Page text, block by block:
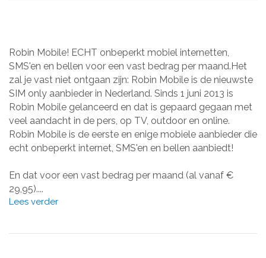
Robin Mobile! ECHT onbeperkt mobiel internetten,
SMS'en en bellen voor een vast bedrag per maand.Het
zal je vast niet ontgaan zijn: Robin Mobile is de nieuwste
SIM only aanbieder in Nederland. Sinds 1 juni 2013 is
Robin Mobile gelanceerd en dat is gepaard gegaan met
veel aandacht in de pers, op TV, outdoor en online.
Robin Mobile is de eerste en enige mobiele aanbieder die
echt onbeperkt internet, SMS'en en bellen aanbiedt!
En dat voor een vast bedrag per maand (al vanaf €
29,95)....
Lees verder